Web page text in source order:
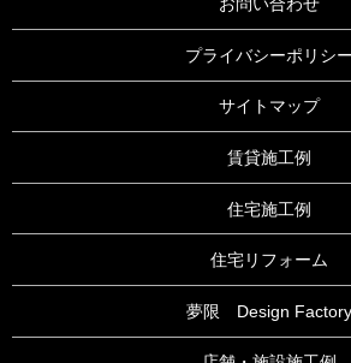
お問い合わせ
プライバシーポリシー
サイトマップ
賃貸施工例
住宅施工例
住宅リフォーム
夢限 Design Factory